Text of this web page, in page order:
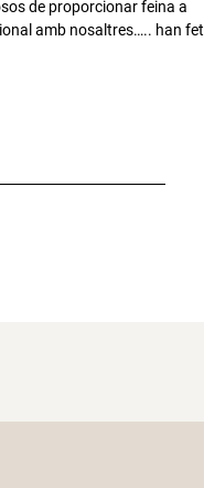
de proporcionar feina a
amb nosaltres….. han fet